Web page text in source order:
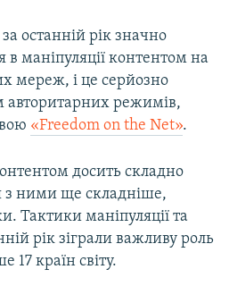
останній рік значно
в маніпуляції контентом на
мереж, і це серйозно
авторитарних режимів,
«Freedom on the Net».
досить складно
з ними ще складніше,
Тактики маніпуляції та
рік зіграли важливу роль
країн світу.